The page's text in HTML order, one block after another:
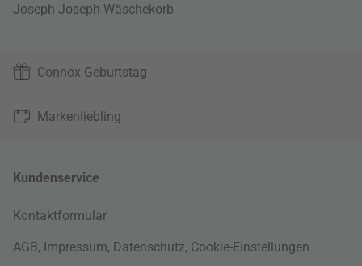
Joseph Joseph Wäschekorb
Connox Geburtstag
Markenliebling
Kundenservice
Kontaktformular
AGB, Impressum, Datenschutz, Cookie-Einstellungen